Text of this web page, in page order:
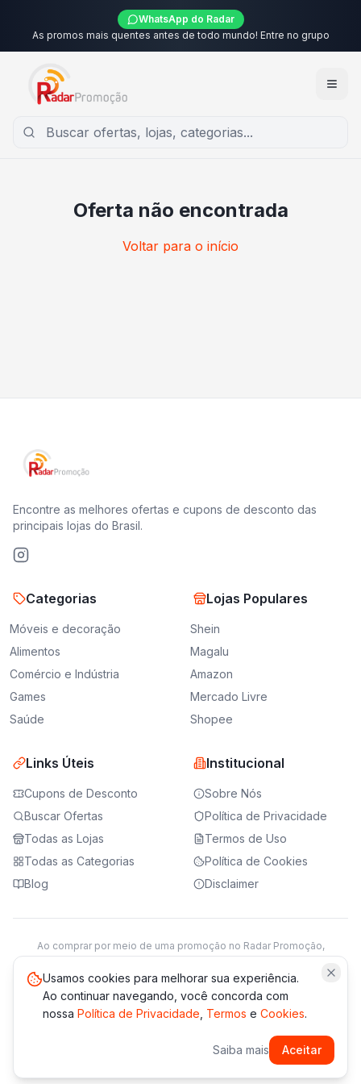
WhatsApp do Radar
As promos mais quentes antes de todo mundo! Entre no grupo
Oferta não encontrada
Voltar para o início
Encontre as melhores ofertas e cupons de desconto das
principais lojas do Brasil.
Categorias
Móveis e decoração
Alimentos
Comércio e Indústria
Games
Saúde
Lojas Populares
Shein
Magalu
Amazon
Mercado Livre
Shopee
Links Úteis
Cupons de Desconto
Buscar Ofertas
Todas as Lojas
Todas as Categorias
Blog
Institucional
Sobre Nós
Política de Privacidade
Termos de Uso
Política de Cookies
Disclaimer
Ao comprar por meio de uma promoção no Radar Promoção,
Saiba mais
*Os preços e disponibilidade podem variar. Verifique sempre
Usamos cookies para melhorar sua experiência.
Ao continuar navegando, você concorda com
nossa Política de Privacidade Termos e Cookies.
Saiba mais Aceitar